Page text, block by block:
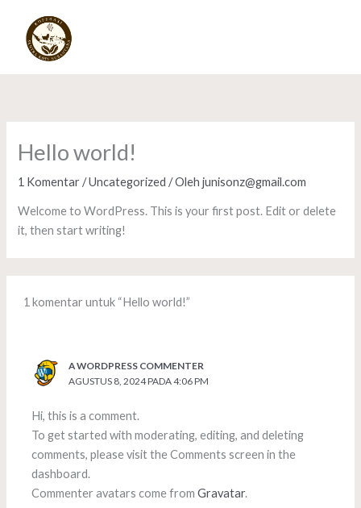
konten
Hello world!
1 Komentar /Uncategorized / Olehjunisonz@gmail.com
Welcome to WordPress. This is your first post. Edit or delete
it, then start writing!
1 komentar untuk “Hello world!”
A WORDPRESS COMMENTER
AGUSTUS 8, 2024 PADA 4:06 PM
Hi, this is a comment.
To get started with moderating, editing, and deleting
comments, please visit the Comments screen in the
dashboard.
Commenter avatars come fromGravatar.